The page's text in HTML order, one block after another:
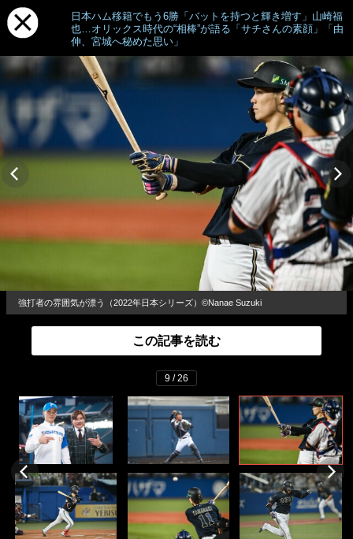
日本ハム移籍でもう6勝「バットを持つと輝き増す」山崎福
也…オリックス時代の“相棒”が語る「サチさんの素顔」「由
伸、宮城へ秘めた思い」
強打者の雰囲気が漂う（2022年日本シリーズ）©︎Nanae Suzuki
この記事を読む
9 / 26